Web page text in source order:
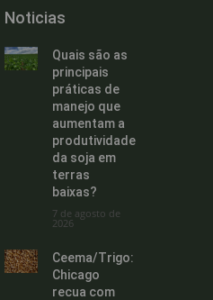
Noticias
Quais são as
principais
práticas de
manejo que
aumentam a
produtividade
da soja em
terras
baixas?
7 de agosto de
2026
Ceema/Trigo:
Chicago
recua com